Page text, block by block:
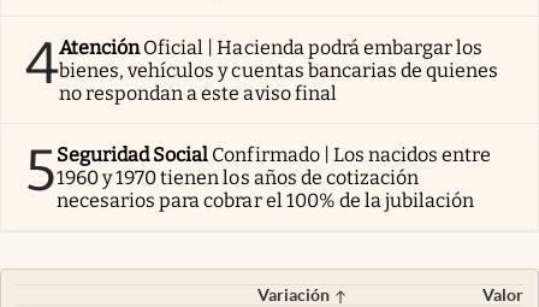
4AtenciónOficial | Hacienda podrá embargar los
bienes, vehículos y cuentas bancarias de quienes
no respondan a este aviso final
5Seguridad Social Confirmado | Los nacidos entre
1960 y 1970 tienen los años de cotización
necesarios para cobrar el 100% de la jubilación
Variación
Valor